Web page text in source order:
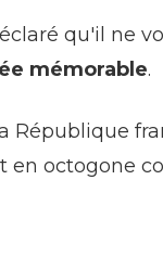
qu'il ne
mémorable.
République
en octogone